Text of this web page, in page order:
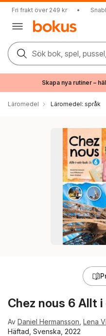
Fri frakt över 249 kr •
Sök bok, spel,
Skapa nya rutiner –
Läromedel Läromedel: språk
Chez nous 6 Allt
Av Daniel Hermansson Lena
Häftad, Svenska, 2022